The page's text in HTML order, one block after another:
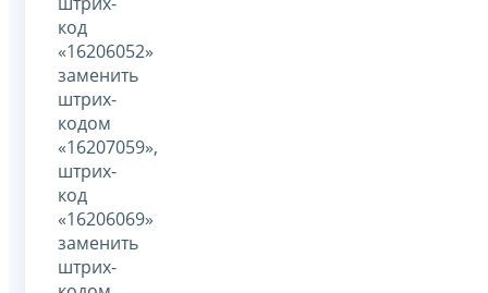
код
«16206052»
заменить
штрих-
кодом
«16207059»,
штрих-
код
«16206069»
заменить
штрих-